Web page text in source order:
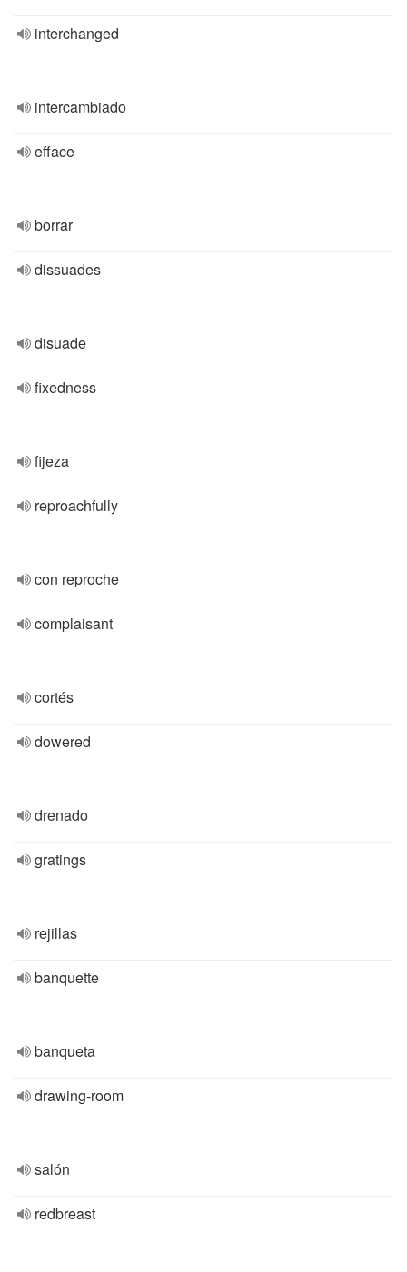
interchanged
intercambiado
efface
borrar
dissuades
disuade
fixedness
fijeza
reproachfully
con reproche
complaisant
cortés
dowered
drenado
gratings
rejillas
banquette
banqueta
drawing-room
salón
redbreast